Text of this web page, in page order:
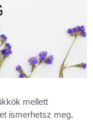
mellett
ismerhetsz meg,